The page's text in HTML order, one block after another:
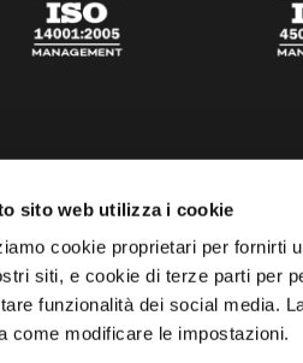
sito web utilizza i cookie
cookie proprietari per fornirti
siti, e cookie di terze parti per
funzionalità dei social media.
come modificare le impostazioni.